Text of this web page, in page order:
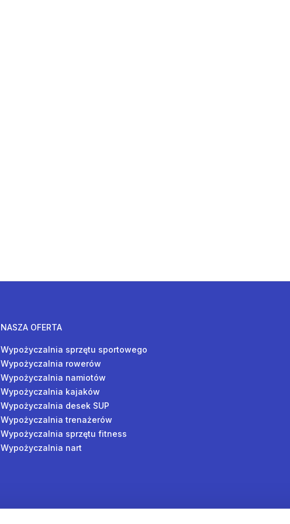
NASZA OFERTA
Wypożyczalnia sprzętu sportowego
Wypożyczalnia rowerów
Wypożyczalnia namiotów
Wypożyczalnia kajaków
Wypożyczalnia desek SUP
Wypożyczalnia trenażerów
Wypożyczalnia sprzętu fitness
Wypożyczalnia nart